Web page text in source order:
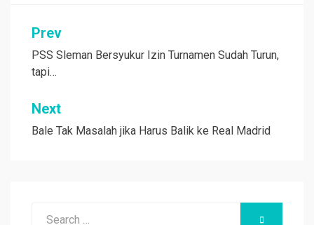
Navigasi
pos
Prev
PSS Sleman Bersyukur Izin Turnamen Sudah Turun,
tapi…
Next
Bale Tak Masalah jika Harus Balik ke Real Madrid
SEARCH